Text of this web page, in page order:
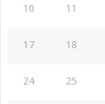
10 11
17 18
24 25